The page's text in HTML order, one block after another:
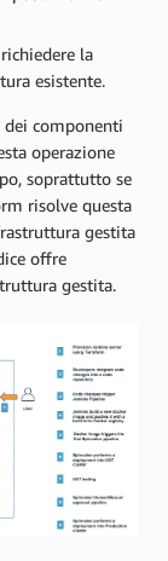
la
esistente.
componenti
operazione
soprattutto se
risolve questa
gestita
offre
gestita.